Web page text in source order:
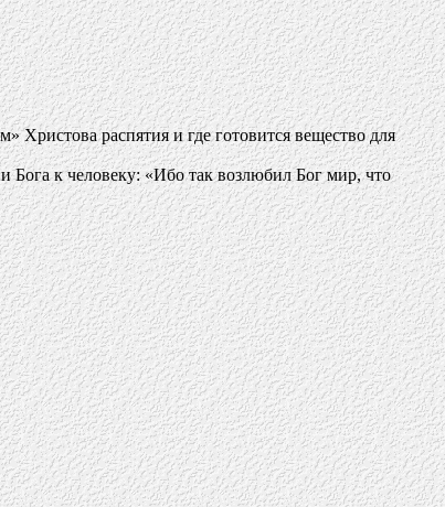
Христова распятия и где готовится вещество для
Бога к человеку: «Ибо так возлюбил Бог мир, что